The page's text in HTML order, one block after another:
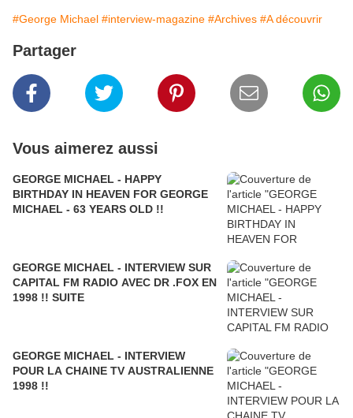
#George Michael #interview-magazine #Archives #A découvrir
Partager
Vous aimerez aussi
GEORGE MICHAEL - HAPPY
BIRTHDAY IN HEAVEN FOR GEORGE
MICHAEL - 63 YEARS OLD !!
GEORGE MICHAEL - INTERVIEW SUR
CAPITAL FM RADIO AVEC DR .FOX EN
1998 !! SUITE
GEORGE MICHAEL - INTERVIEW
POUR LA CHAINE TV AUSTRALIENNE
1998 !!